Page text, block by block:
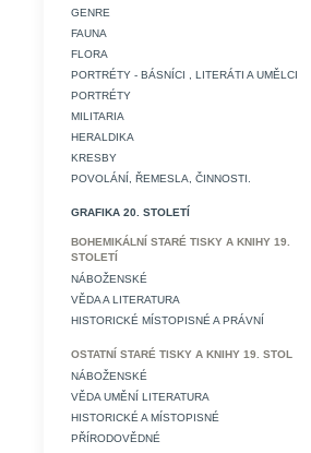
GENRE
FAUNA
FLORA
PORTRÉTY - BÁSNÍCI , LITERÁTI A UMĚLCI
PORTRÉTY
MILITARIA
HERALDIKA
KRESBY
POVOLÁNÍ, ŘEMESLA, ČINNOSTI.
GRAFIKA 20. STOLETÍ
BOHEMIKÁLNÍ STARÉ TISKY A KNIHY 19.
STOLETÍ
NÁBOŽENSKÉ
VĚDA A LITERATURA
HISTORICKÉ MÍSTOPISNÉ A PRÁVNÍ
OSTATNÍ STARÉ TISKY A KNIHY 19. STOL
NÁBOŽENSKÉ
VĚDA UMĚNÍ LITERATURA
HISTORICKÉ A MÍSTOPISNÉ
PŘÍRODOVĚDNÉ